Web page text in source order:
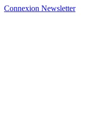
Connexion Newsletter